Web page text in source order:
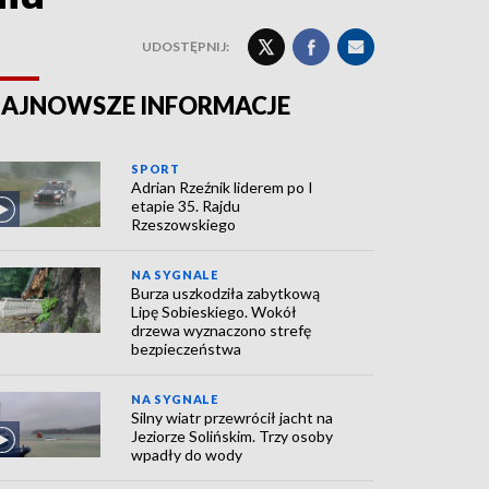
UDOSTĘPNIJ:
INFORMACJE
SPORT
Adrian Rzeźnik liderem po I
etapie 35. Rajdu
Rzeszowskiego
NA SYGNALE
Burza uszkodziła zabytkową
Lipę Sobieskiego. Wokół
drzewa wyznaczono strefę
bezpieczeństwa
NA SYGNALE
Silny wiatr przewrócił jacht na
Jeziorze Solińskim. Trzy osoby
wpadły do wody